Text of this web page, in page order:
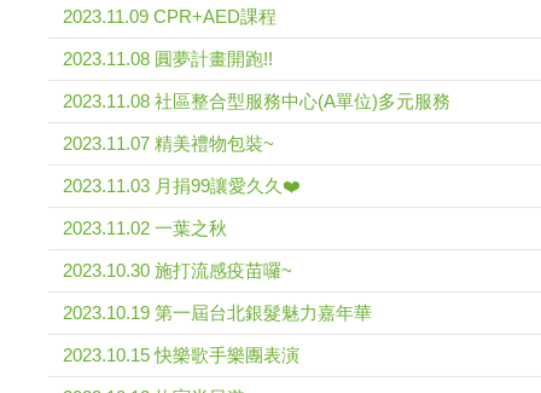
2023.11.09 CPR+AED課程
2023.11.08 圓夢計畫開跑!!
2023.11.08 社區整合型服務中心(A單位)多元服務
2023.11.07 精美禮物包裝~
2023.11.03 月捐99讓愛久久❤️
2023.11.02 一葉之秋
2023.10.30 施打流感疫苗囉~
2023.10.19 第一屆台北銀髮魅力嘉年華
2023.10.15 快樂歌手樂團表演